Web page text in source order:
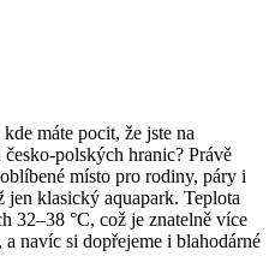
máte pocit, že jste na
polských hranic? Právě
místo pro rodiny, páry i
klasický aquapark. Teplota
32–38 °C, což je znatelně více
navíc si dopřejeme i blahodárné